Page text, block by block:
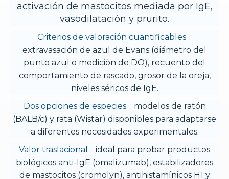
activación de mastocitos mediada por IgE,
vasodilatación y prurito.
Criterios de valoración cuantificables :
extravasación de azul de Evans (diámetro del
punto azul o medición de DO), recuento del
comportamiento de rascado, grosor de la oreja,
niveles séricos de IgE.
Dos opciones de especies : modelos de ratón
(BALB/c) y rata (Wistar) disponibles para adaptarse
a diferentes necesidades experimentales.
Valor traslacional
: ideal para probar productos
biológicos anti-IgE (omalizumab), estabilizadores
de mastocitos (cromolyn), antihistamínicos H1 y